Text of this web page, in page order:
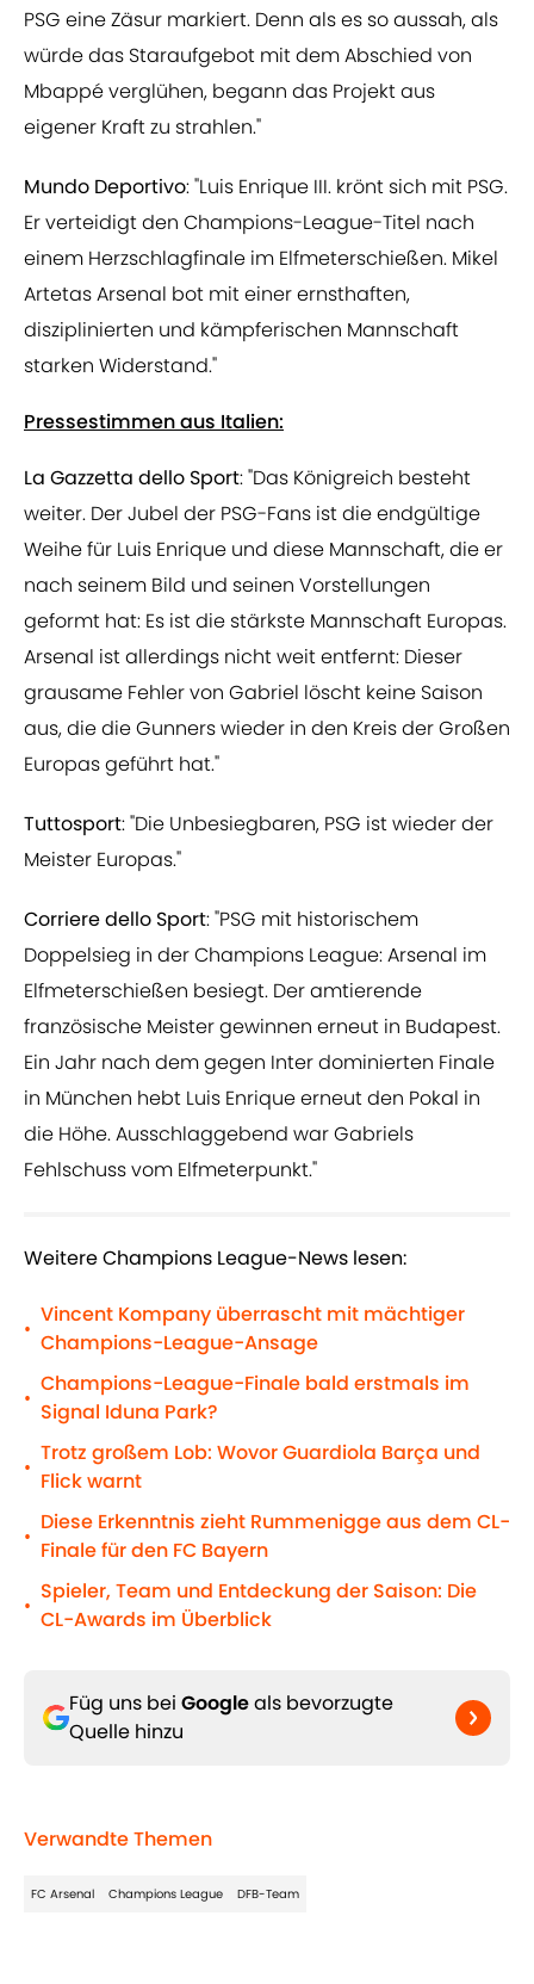
PSG eine Zäsur markiert. Denn als es so aussah, als
würde das Staraufgebot mit dem Abschied von
Mbappé verglühen, begann das Projekt aus
eigener Kraft zu strahlen."
Mundo Deportivo: "Luis Enrique III. krönt sich mit PSG.
Er verteidigt den Champions-League-Titel nach
einem Herzschlagfinale im Elfmeterschießen. Mikel
Artetas Arsenal bot mit einer ernsthaften,
disziplinierten und kämpferischen Mannschaft
starken Widerstand."
Pressestimmen aus Italien:
La Gazzetta dello Sport: "Das Königreich besteht
weiter. Der Jubel der PSG-Fans ist die endgültige
Weihe für Luis Enrique und diese Mannschaft, die er
nach seinem Bild und seinen Vorstellungen
geformt hat: Es ist die stärkste Mannschaft Europas.
Arsenal ist allerdings nicht weit entfernt: Dieser
grausame Fehler von Gabriel löscht keine Saison
aus, die die Gunners wieder in den Kreis der Großen
Europas geführt hat."
Tuttosport: "Die Unbesiegbaren, PSG ist wieder der
Meister Europas."
Corriere dello Sport: "PSG mit historischem
Doppelsieg in der Champions League: Arsenal im
Elfmeterschießen besiegt. Der amtierende
französische Meister gewinnen erneut in Budapest.
Ein Jahr nach dem gegen Inter dominierten Finale
in München hebt Luis Enrique erneut den Pokal in
die Höhe. Ausschlaggebend war Gabriels
Fehlschuss vom Elfmeterpunkt."
Weitere Champions League-News lesen:
•
Vincent Kompany überrascht mit mächtiger
Champions-League-Ansage
•
Champions-League-Finale bald erstmals im
Signal Iduna Park?
•
Trotz großem Lob: Wovor Guardiola Barça und
Flick warnt
•
Diese Erkenntnis zieht Rummenigge aus dem CL-
Finale für den FC Bayern
•
Spieler, Team und Entdeckung der Saison: Die
CL-Awards im Überblick
Füg uns bei Googleals bevorzugte
Quelle hinzu
Verwandte Themen
FC Arsenal Champions League DFB-Team